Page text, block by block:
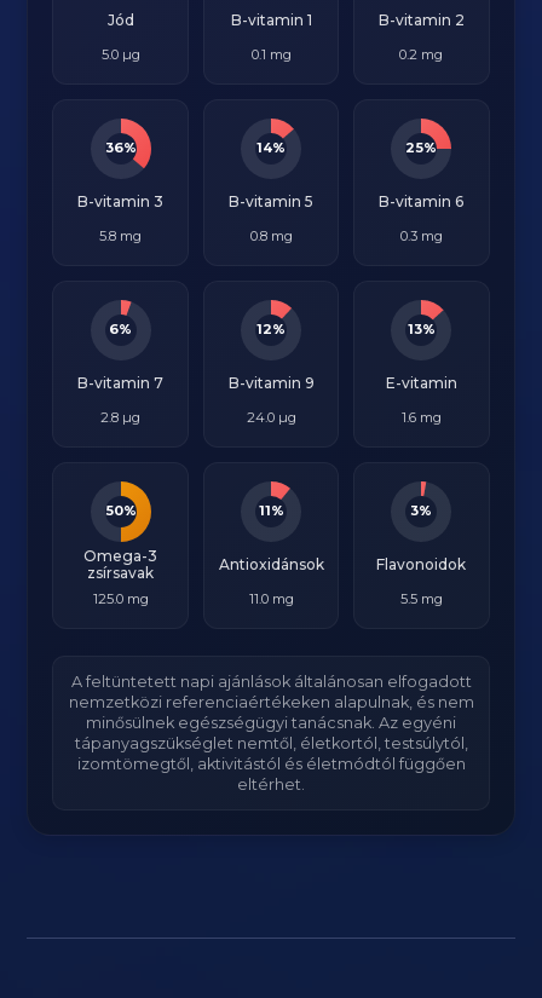
Jód
5.0 µg
B-vitamin 1
0.1 mg
B-vitamin 2
0.2 mg
36%
B-vitamin 3
5.8 mg
14%
B-vitamin 5
0.8 mg
25%
B-vitamin 6
0.3 mg
6%
B-vitamin 7
2.8 µg
12%
B-vitamin 9
24.0 µg
13%
E-vitamin
1.6 mg
50%
Omega-3
zsírsavak
125.0 mg
11%
Antioxidánsok
11.0 mg
3%
Flavonoidok
5.5 mg
A feltüntetett napi ajánlások általánosan elfogadott
nemzetközi referenciaértékeken alapulnak, és nem
minősülnek egészségügyi tanácsnak. Az egyéni
tápanyagszükséglet nemtől, életkortól, testsúlytól,
izomtömegtől, aktivitástól és életmódtól függően
eltérhet.